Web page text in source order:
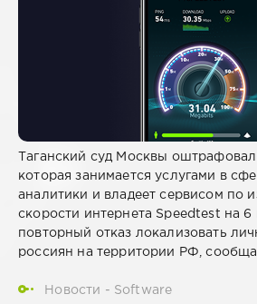
Таганский суд Москвы
которая занимается услугами в
аналитики и владеет сервисом по
скорости интернета Speedtest на 6
повторный отказ локализовать
россиян на территории РФ,
Новости - Software